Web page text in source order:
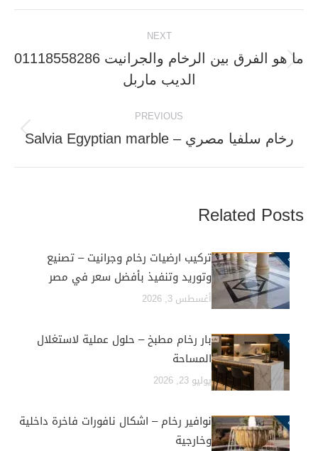
Post
navigation
PREVIOUS
Previous رخام سلفيا مصري – Salvia Egyptian marble
NEXT
Next
post:
ما هو الفرق بين الرخام والجرانيت 01118558286
الديب ماربل
Related Posts
تركيب ارضيات رخام وجرانيت – تصنيع
وتوريد وتنفيذ بأفضل سعر في مصر
أغسطس 3, 2026
بار رخام مطبخ – حلول عملية لاستغلال
المساحة
يوليو 23, 2026
نوافير رخام – اشكال نافورات فاخرة داخلية
وخارجية